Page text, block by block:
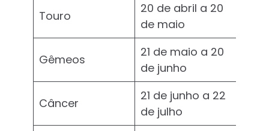
Touro
20 de abril a 20
de maio
Gêmeos
21 de maio a 20
de junho
Câncer
21 de junho a 22
de julho